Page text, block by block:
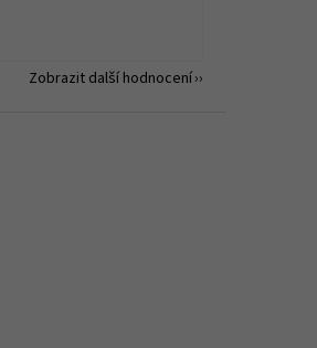
Zobrazit další hodnocení